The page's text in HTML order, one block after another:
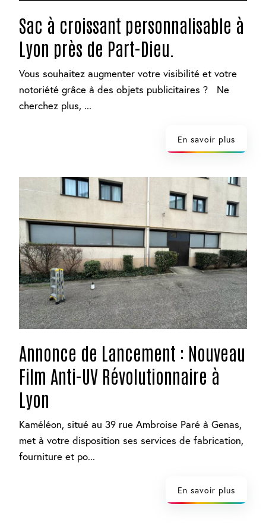
Sac à croissant personnalisable à
Lyon près de Part-Dieu.
Vous souhaitez augmenter votre visibilité et votre
notoriété grâce à des objets publicitaires ? Ne
cherchez plus, ...
En savoir plus
Annonce de Lancement : Nouveau
Film Anti-UV Révolutionnaire à
Lyon
Kaméléon, situé au 39 rue Ambroise Paré à Genas,
met à votre disposition ses services de fabrication,
fourniture et po...
En savoir plus